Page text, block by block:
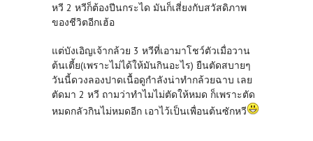
หวี 2 หวีก็ต้องปีนกระได มันก็เสี่ยงกับสวัสดิภาพ
ของชีวิตอีกเฮ้อ
แต่บังเอิญเจ้ากล้วย 3 หวีที่เอามาโชว์ตัวเมื่อวาน
ต้นเตี้ย(เพราะไม่ได้ให้มันกินอะไร) ยืนตัดสบายๆ
วันนี้ดวงลองปาดเนื้อดูกำลังน่าทำกล้วยฉาบ เลย
ตัดมา 2 หวี ถามว่าทำไมไม่ตัดให้หมด ก็เพราะตัด
หมดกลัวกินไม่หมดอีก เอาไว้เป็นเพื่อนต้นซักหวี